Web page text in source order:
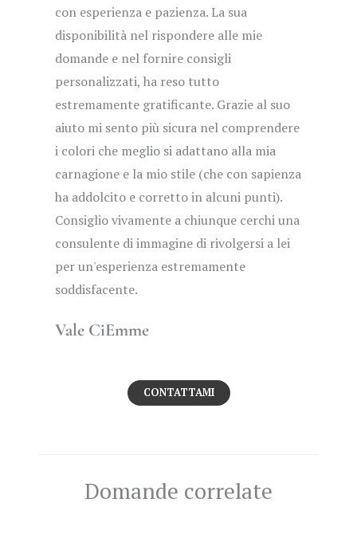
con esperienza e pazienza. La sua
disponibilità nel rispondere alle mie
domande e nel fornire consigli
personalizzati, ha reso tutto
estremamente gratificante. Grazie al suo
aiuto mi sento più sicura nel comprendere
i colori che meglio si adattano alla mia
carnagione e la mio stile (che con sapienza
ha addolcito e corretto in alcuni punti).
Consiglio vivamente a chiunque cerchi una
consulente di immagine di rivolgersi a lei
per un'esperienza estremamente
soddisfacente.
Vale CiEmme
CONTATTAMI
Domande correlate